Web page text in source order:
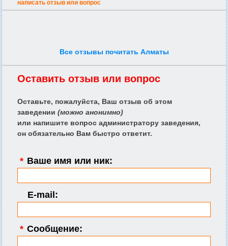
написать отзыв или вопрос
Все отзывы почитать Алматы
Оставить отзыв или вопрос
Оставьте, пожалуйста, Ваш отзыв об этом
заведении (можно анонимно)
или напишите вопрос администратору заведения,
он обязательно Вам быстро ответит.
* Ваше имя или ник:
E-mail:
* Сообщение: